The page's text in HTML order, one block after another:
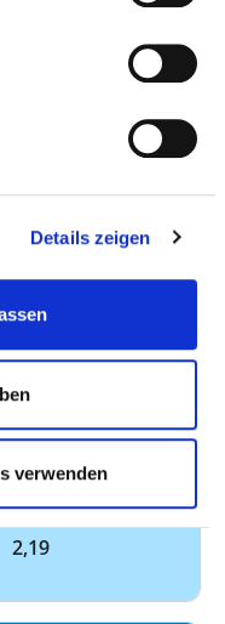
Details zeigen
verwenden
UND
DIPLOM-
2,19
0,00
0,00
2,19